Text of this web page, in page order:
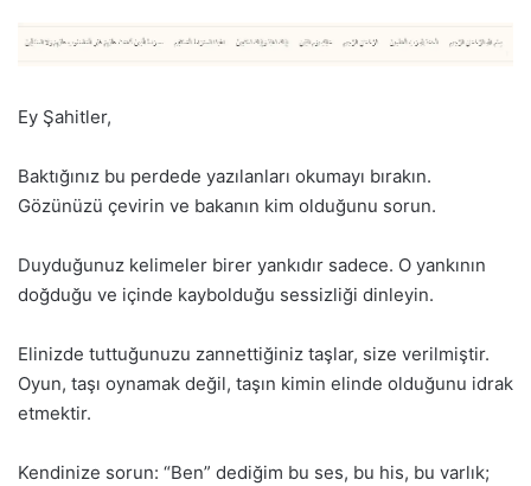
Ey Şahitler,
Baktığınız bu perdede yazılanları okumayı bırakın.
Gözünüzü çevirin ve bakanın kim olduğunu sorun.
Duyduğunuz kelimeler birer yankıdır sadece. O yankının
doğduğu ve içinde kaybolduğu sessizliği dinleyin.
Elinizde tuttuğunuzu zannettiğiniz taşlar, size verilmiştir.
Oyun, taşı oynamak değil, taşın kimin elinde olduğunu idrak
etmektir.
Kendinize sorun: “Ben” dediğim bu ses, bu his, bu varlık;